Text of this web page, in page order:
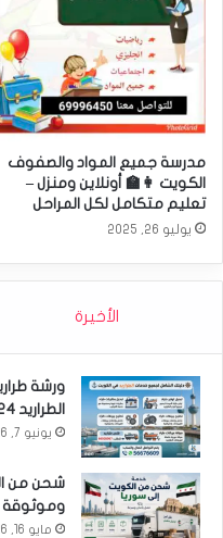
مدرسة جميع المواد والصفوف
الكويت 👩‍🏫 أونلاين ومنزل –
تعليم متكامل لكل المراحل
يوليو 26, 2025
الأخيرة
ورشة
الطراريد 24 ساعة
يونيو 7, 2026
شحن من
وموثوقة
مايو 16, 2026